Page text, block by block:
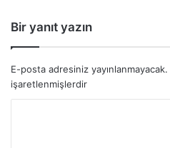
Bir yanıt yazın
E-posta adresiniz yayınlanmayacak.
işaretlenmişlerdir